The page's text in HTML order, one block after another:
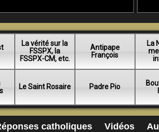
La vérité sur la
FSSPX, la
FSSPX-CM, etc.
Antipape
François
La
Le Saint Rosaire Padre Pio
catholiques Vidéos